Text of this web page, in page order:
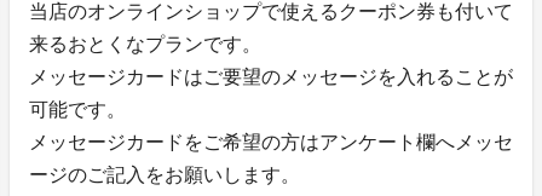
当店のオンラインショップで使えるクーポン券も付いて
来るおとくなプランです。
メッセージカードはご要望のメッセージを入れることが
可能です。
メッセージカードをご希望の方はアンケート欄へメッセ
ージのご記入をお願いします。